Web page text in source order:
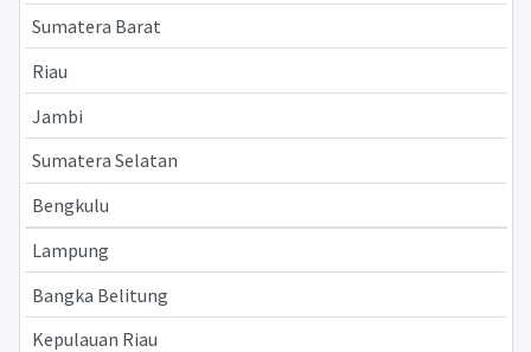
Sumatera Barat
Riau
Jambi
Sumatera Selatan
Bengkulu
Lampung
Bangka Belitung
Kepulauan Riau